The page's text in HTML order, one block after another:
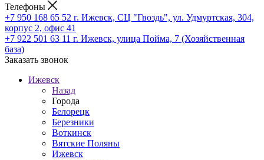
Телефоны
+7 950 168 65 52 г. Ижевск, СЦ "Гвоздь", ул. Удмуртская, 304,
корпус 2, офис 41
+7 922 501 63 11 г. Ижевск, улица Пойма, 7 (Хозяйственная
база)
Заказать звонок
Ижевск
Назад
Города
Белорецк
Березники
Воткинск
Вятские Поляны
Ижевск